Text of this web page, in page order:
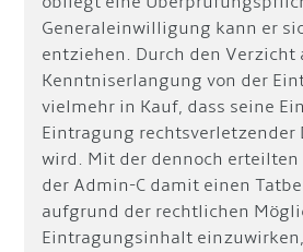
Generaleinwilligung kann er
entziehen. Durch den Verzicht
Kenntniserlangung von der
vielmehr in Kauf, dass seine
Eintragung rechtsverletzender
wird. Mit der dennoch
der Admin-C damit einen
aufgrund der rechtlichen
Eintragungsinhalt